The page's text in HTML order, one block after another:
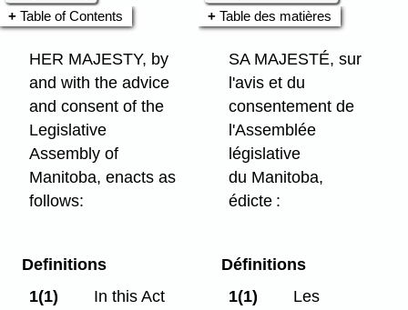
Table of Contents
Table des matières
HER MAJESTY, by
and with the advice
and consent of the
Legislative
Assembly of
Manitoba, enacts as
follows:
SA MAJESTÉ, sur
l'avis et du
consentement de
l'Assemblée
législative
du Manitoba,
édicte :
Definitions
1(1)
In this Act
Définitions
1(1)
Les